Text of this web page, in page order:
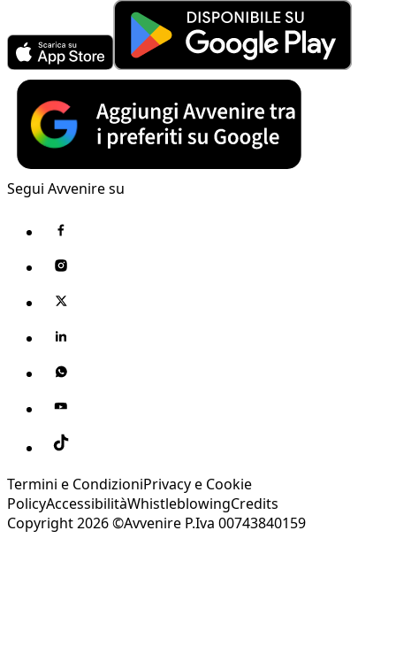
Segui Avvenire su
Termini e CondizioniPrivacy e Cookie
PolicyAccessibilitàWhistleblowingCredits
Copyright 2026 ©Avvenire P.Iva 00743840159